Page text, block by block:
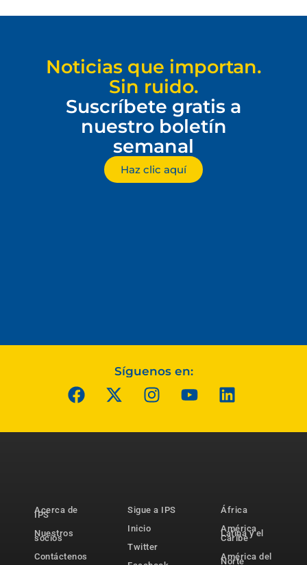
Noticias que importan.
Sin ruido.
Suscríbete gratis a
nuestro boletín
semanal
Haz clic aquí
Síguenos en:
Acerca de
IPS
Nuestros
socios
Contáctenos
Sigue a IPS
Inicio
Twitter
África
América
Latina y el
Caribe
América del
Norte